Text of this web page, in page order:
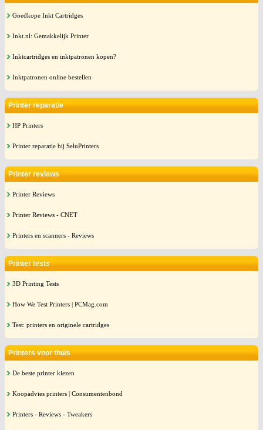
Goedkope Inkt Cartridges
Inkt.nl: Gemakkelijk Printer
Inktcartridges en inktpatronen kopen?
Inktpatronen online bestellen
Printer reparatie
HP Printers
Printer reparatie bij SeluPrinters
Printer reviews
Printer Reviews
Printer Reviews - CNET
Printers en scanners - Reviews
Printer tests
3D Printing Tests
How We Test Printers | PCMag.com
Test: printers en originele cartridges
Printers voor thuis
De beste printer kiezen
Koopadvies printers | Consumentenbond
Printers - Reviews - Tweakers